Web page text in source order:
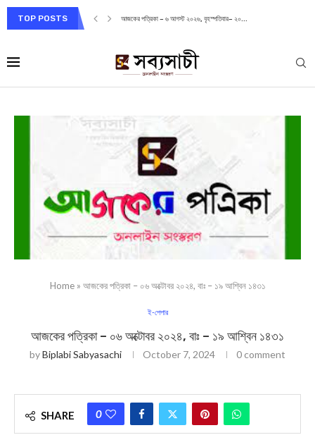
TOP POSTS আজকের পত্রিকা – ৬ আগস্ট ২০২৬, বৃহস্পতিবার– ২০...
Home» আজকের পত্রিকা – ০৬ অক্টোবর ২০২৪, বাঃ – ১৯ আশ্বিন ১৪৩১
ই-পেপার
আজকের পত্রিকা – ০৬ অক্টোবর ২০২৪, বাঃ – ১৯ আশ্বিন ১৪৩১
byBiplabi Sabyasachi October 7, 2024 0 comment
SHARE 0